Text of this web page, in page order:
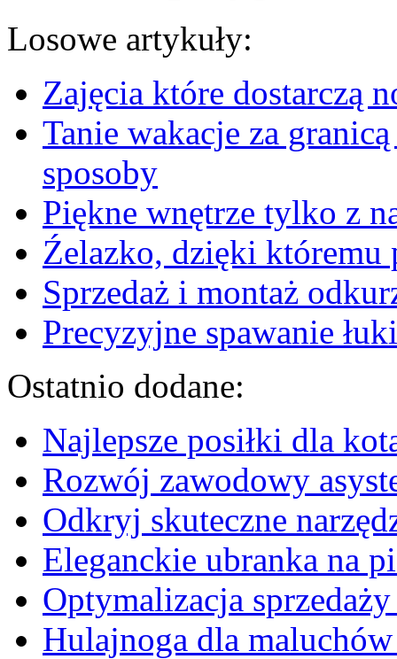
Losowe artykuły:
Zajęcia które dostarczą
Tanie wakacje za
sposoby
Piękne wnętrze tylko z
Źelazko, dzięki któremu
Sprzedaż i montaż
Precyzyjne spawanie
Ostatnio dodane:
Najlepsze posiłki dla
Rozwój zawodowy
Odkryj skuteczne
Eleganckie ubranka na
Optymalizacja
Hulajnoga dla maluchów